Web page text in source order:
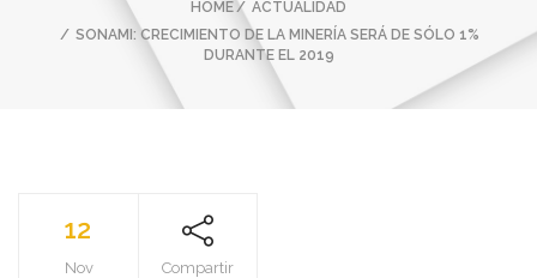
HOME
ACTUALIDAD
SONAMI: CRECIMIENTO DE LA MINERÍA SERÁ DE SÓLO 1%
DURANTE EL 2019
12
Nov Compartir